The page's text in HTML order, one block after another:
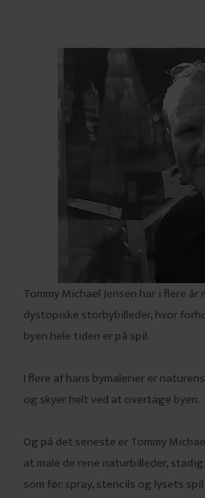
Tommy Michael Jensen har i flere
dystopiske storbybilleder, hvor
byen hele tiden er på spil.
I flere af hans bymalerier er
og skyer helt ved at overtage byen.
Og på det seneste er Tommy
at male de rene naturbilleder,
som før; spray, stencils og lysets